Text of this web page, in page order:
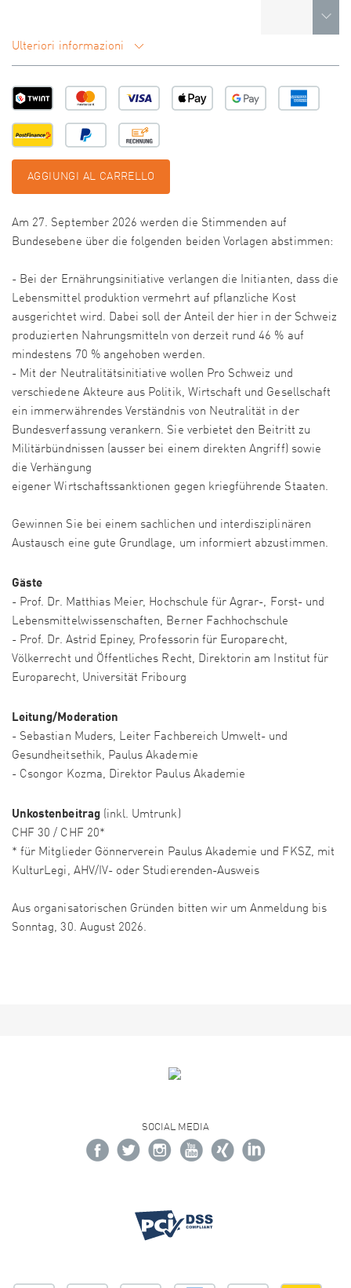
Ulteriori informazioni
AGGIUNGI AL CARRELLO
Am 27. September 2026 werden die Stimmenden auf
Bundesebene über die folgenden beiden Vorlagen abstimmen:
- Bei der Ernährungsinitiative verlangen die Initianten, dass die
Lebensmittel produktion vermehrt auf pflanzliche Kost
ausgerichtet wird. Dabei soll der Anteil der hier in der Schweiz
produzierten Nahrungsmitteln von derzeit rund 46 % auf
mindestens 70 % angehoben werden.
- Mit der Neutralitätsinitiative wollen Pro Schweiz und
verschiedene Akteure aus Politik, Wirtschaft und Gesellschaft
ein immerwährendes Verständnis von Neutralität in der
Bundesverfassung verankern. Sie verbietet den Beitritt zu
Militärbündnissen (ausser bei einem direkten Angriff) sowie
die Verhängung
eigener Wirtschaftssanktionen gegen kriegführende Staaten.
Gewinnen Sie bei einem sachlichen und interdisziplinären
Austausch eine gute Grundlage, um informiert abzustimmen.
Gäste
- Prof. Dr. Matthias Meier, Hochschule für Agrar-, Forst- und
Lebensmittelwissenschaften, Berner Fachhochschule
- Prof. Dr. Astrid Epiney, Professorin für Europarecht,
Völkerrecht und Öffentliches Recht, Direktorin am Institut für
Europarecht, Universität Fribourg
Leitung/Moderation
- Sebastian Muders, Leiter Fachbereich Umwelt- und
Gesundheitsethik, Paulus Akademie
- Csongor Kozma, Direktor Paulus Akademie
Unkostenbeitrag(inkl. Umtrunk)
CHF 30 / CHF 20*
* für Mitglieder Gönnerverein Paulus Akademie und FKSZ, mit
KulturLegi, AHV/IV- oder Studierenden-Ausweis
Aus organisatorischen Gründen bitten wir um Anmeldung bis
Sonntag, 30. August 2026.
SOCIAL MEDIA